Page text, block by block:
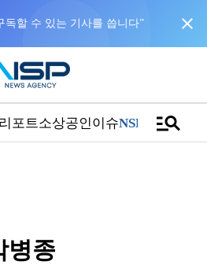
독할 수 있는 기사를 씁니다” close
포트소상공인이슈NSPTVmanage_search
병종